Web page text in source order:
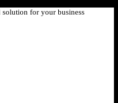
for your business